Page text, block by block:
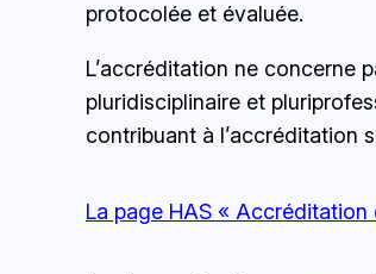
protocolée et évaluée.
L’accréditation ne concerne
pluridisciplinaire et
contribuant à l’accréditation
La page HAS «